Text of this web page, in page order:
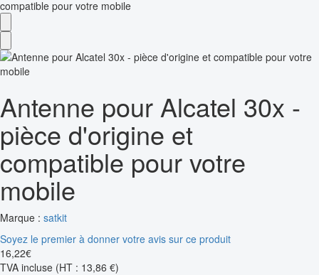
compatible pour votre mobile
Antenne pour Alcatel 30x -
pièce d'origine et
compatible pour votre
mobile
Marque : satkit
Soyez le premier à donner votre avis sur ce produit
16,22€
TVA incluse (HT : 13,86 €)